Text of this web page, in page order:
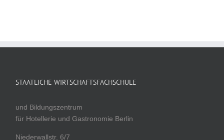
STAATLICHE WIRTSCHAFTSFACHSCHULE
und Bildungszentrum
für Hotellerie und Gastronomie Berlin
Niederwallstr. 6/7